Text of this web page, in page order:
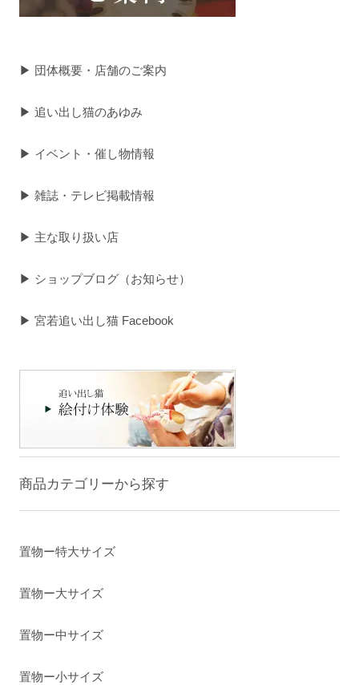
▶ 団体概要・店舗のご案内
▶ 追い出し猫のあゆみ
▶ イベント・催し物情報
▶ 雑誌・テレビ掲載情報
▶ 主な取り扱い店
▶ ショップブログ（お知らせ）
▶ 宮若追い出し猫 Facebook
商品カテゴリーから探す
置物ー特大サイズ
置物ー大サイズ
置物ー中サイズ
置物ー小サイズ